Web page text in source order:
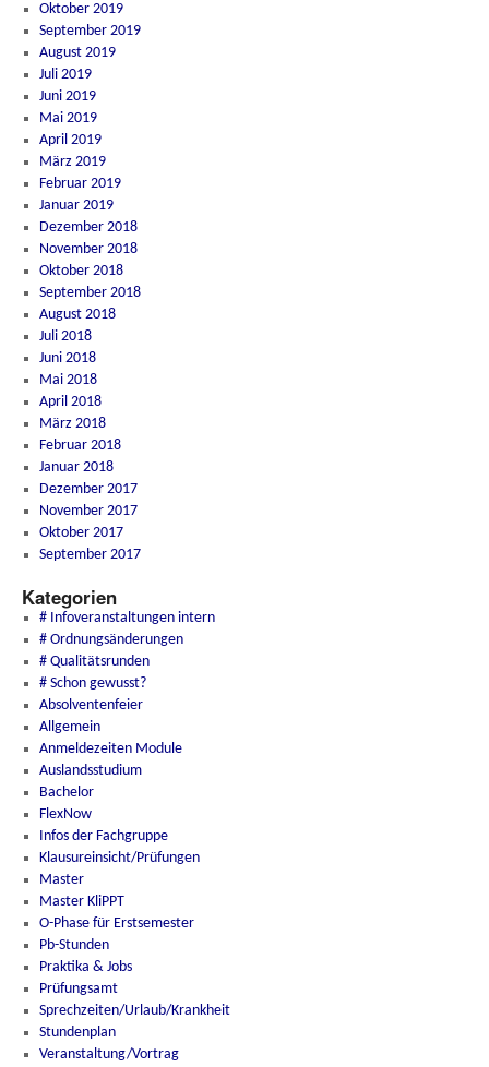
Oktober 2019
September 2019
August 2019
Juli 2019
Juni 2019
Mai 2019
April 2019
März 2019
Februar 2019
Januar 2019
Dezember 2018
November 2018
Oktober 2018
September 2018
August 2018
Juli 2018
Juni 2018
Mai 2018
April 2018
März 2018
Februar 2018
Januar 2018
Dezember 2017
November 2017
Oktober 2017
September 2017
Kategorien
# Infoveranstaltungen intern
# Ordnungsänderungen
# Qualitätsrunden
# Schon gewusst?
Absolventenfeier
Allgemein
Anmeldezeiten Module
Auslandsstudium
Bachelor
FlexNow
Infos der Fachgruppe
Klausureinsicht/Prüfungen
Master
Master KliPPT
O-Phase für Erstsemester
Pb-Stunden
Praktika & Jobs
Prüfungsamt
Sprechzeiten/Urlaub/Krankheit
Stundenplan
Veranstaltung/Vortrag